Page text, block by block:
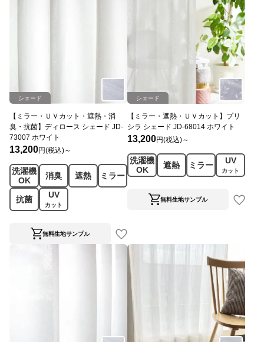
シェード
【ミラー・ＵＶカット・遮熱・消
臭・抗菌】ディロース シェード JD-
73007 ホワイト
13,200円(税込)～
洗濯機
OK
消臭 遮熱 ミラー
抗菌 UV
カット
無料生地サンプル
シェード
【ミラー・遮熱・ＵＶカット】プリ
シラ シェード JD-68014 ホワイト
13,200円(税込)～
洗濯機
OK
遮熱 ミラー UV
カット
無料生地サンプル